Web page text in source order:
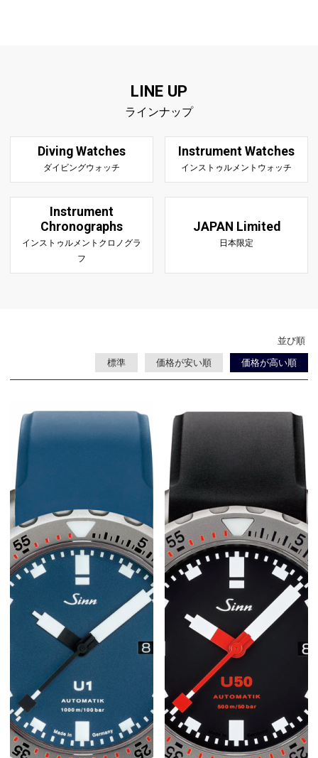
LINE UP
ラインナップ
Diving Watches
ダイビングウォッチ
Instrument Watches
インストゥルメントウォッチ
Instrument
Chronographs
インストゥルメントクロノグラ
フ
JAPAN Limited
日本限定
並び順
標準 価格が安い順 価格が高い順